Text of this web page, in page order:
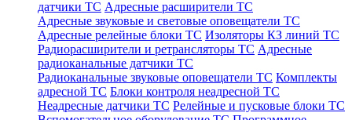
датчики ТС Адресные расширители ТС
Адресные звуковые и световые оповещатели ТС
Адресные релейные блоки ТС Изоляторы КЗ линий ТС
Радиорасширители и ретрансляторы ТС Адресные
радиоканальные датчики ТС
Радиоканальные звуковые оповещатели ТС Комплекты
адресной ТС Блоки контроля неадресной ТС
Неадресные датчики ТС Релейные и пусковые блоки ТС